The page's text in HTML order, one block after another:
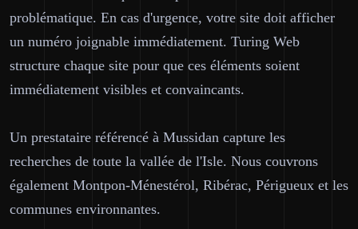
problématique. En cas d'urgence, votre site doit afficher
un numéro joignable immédiatement. Turing Web
structure chaque site pour que ces éléments soient
immédiatement visibles et convaincants.
Un prestataire référencé à Mussidan capture les
recherches de toute la vallée de l'Isle. Nous couvrons
également Montpon-Ménestérol, Ribérac, Périgueux et les
communes environnantes.